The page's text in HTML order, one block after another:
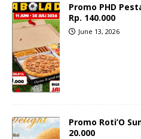
Promo PHD
Rp. 140.000
June 13, 2026
Promo Roti’O
20.000